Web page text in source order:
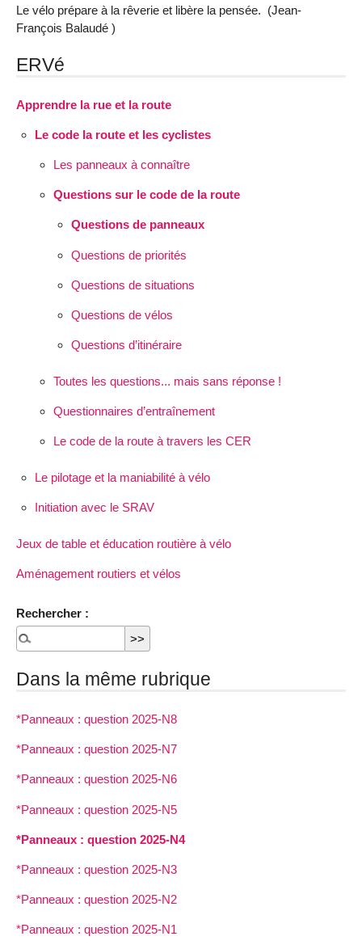
Le vélo prépare à la rêverie et libère la pensée. (Jean-
François Balaudé )
ERVé
Apprendre la rue et la route
Le code la route et les cyclistes
Les panneaux à connaître
Questions sur le code de la route
Questions de panneaux
Questions de priorités
Questions de situations
Questions de vélos
Questions d’itinéraire
Toutes les questions... mais sans réponse !
Questionnaires d’entraînement
Le code de la route à travers les CER
Le pilotage et la maniabilité à vélo
Initiation avec le SRAV
Jeux de table et éducation routière à vélo
Aménagement routiers et vélos
Rechercher :
Dans la même rubrique
*Panneaux : question 2025-N8
*Panneaux : question 2025-N7
*Panneaux : question 2025-N6
*Panneaux : question 2025-N5
*Panneaux : question 2025-N4
*Panneaux : question 2025-N3
*Panneaux : question 2025-N2
*Panneaux : question 2025-N1